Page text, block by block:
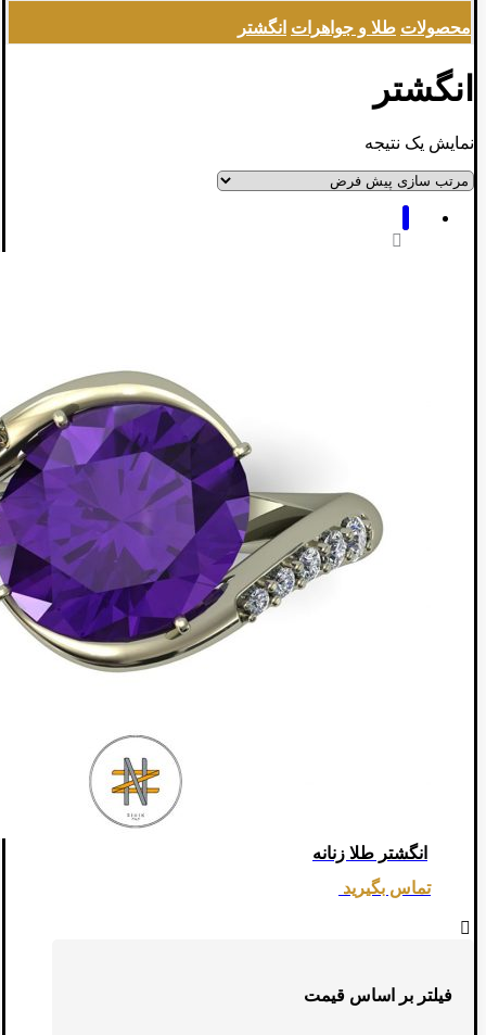
محصولات طلا و جواهرات انگشتر
انگشتر
نمایش یک نتیجه
انگشتر طلا زنانه
تماس بگیرید
فیلتر بر اساس قیمت